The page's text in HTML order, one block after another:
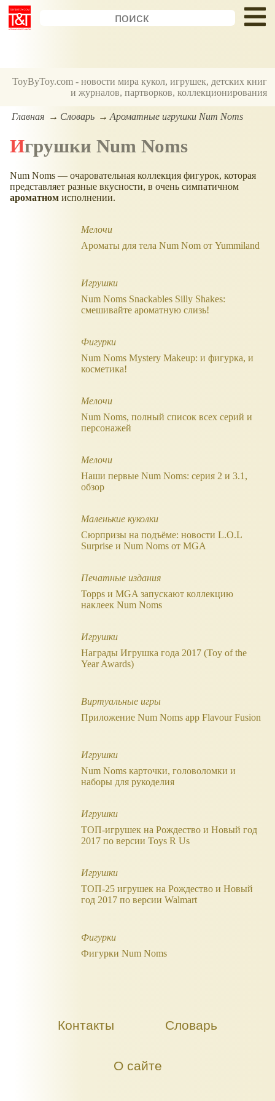
ToyByToy.com - новости мира кукол, игрушек, детских книг
и журналов, партворков, коллекционирования
Главная Словарь Ароматные игрушки Num Noms
Игрушки Num Noms
Num Noms — очаровательная коллекция фигурок, которая
представляет разные вкусности, в очень симпатичном
ароматном исполнении.
Мелочи
Ароматы для тела Num Nom от Yummiland
Игрушки
Num Noms Snackables Silly Shakes:
смешивайте ароматную слизь!
Фигурки
Num Noms Mystery Makeup: и фигурка, и
косметика!
Мелочи
Num Noms, полный список всех серий и
персонажей
Мелочи
Наши первые Num Noms: серия 2 и 3.1,
обзор
Маленькие куколки
Сюрпризы на подъёме: новости L.O.L
Surprise и Num Noms от MGA
Печатные издания
Topps и MGA запускают коллекцию
наклеек Num Noms
Игрушки
Награды Игрушка года 2017 (Toy of the
Year Awards)
Виртуальные игры
Приложение Num Noms app Flavour Fusion
Игрушки
Num Noms карточки, головоломки и
наборы для рукоделия
Игрушки
ТОП-игрушек на Рождество и Новый год
2017 по версии Toys R Us
Игрушки
ТОП-25 игрушек на Рождество и Новый
год 2017 по версии Walmart
Фигурки
Фигурки Num Noms
Контакты Словарь
О сайте